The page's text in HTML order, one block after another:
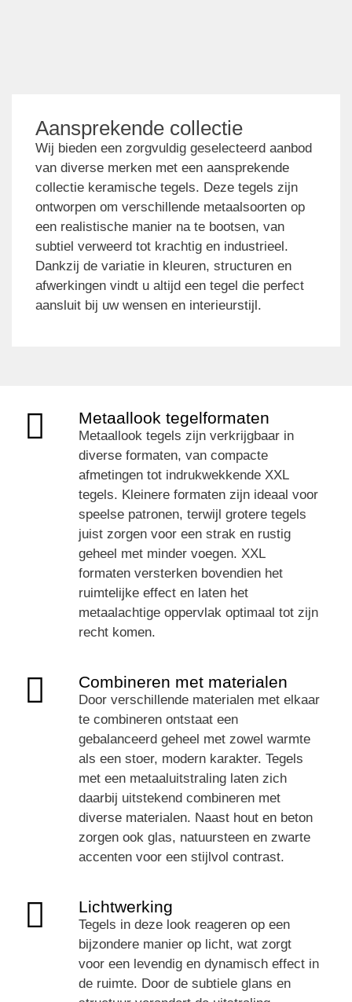
Aansprekende collectie
Wij bieden een zorgvuldig geselecteerd aanbod
van diverse merken met een aansprekende
collectie keramische tegels. Deze tegels zijn
ontworpen om verschillende metaalsoorten op
een realistische manier na te bootsen, van
subtiel verweerd tot krachtig en industrieel.
Dankzij de variatie in kleuren, structuren en
afwerkingen vindt u altijd een tegel die perfect
aansluit bij uw wensen en interieurstijl.
Metaallook tegelformaten
Metaallook tegels zijn verkrijgbaar in
diverse formaten, van compacte
afmetingen tot indrukwekkende XXL
tegels. Kleinere formaten zijn ideaal voor
speelse patronen, terwijl grotere tegels
juist zorgen voor een strak en rustig
geheel met minder voegen. XXL
formaten versterken bovendien het
ruimtelijke effect en laten het
metaalachtige oppervlak optimaal tot zijn
recht komen.
Combineren met materialen
Door verschillende materialen met elkaar
te combineren ontstaat een
gebalanceerd geheel met zowel warmte
als een stoer, modern karakter. Tegels
met een metaaluitstraling laten zich
daarbij uitstekend combineren met
diverse materialen. Naast hout en beton
zorgen ook glas, natuursteen en zwarte
accenten voor een stijlvol contrast.
Lichtwerking
Tegels in deze look reageren op een
bijzondere manier op licht, wat zorgt
voor een levendig en dynamisch effect in
de ruimte. Door de subtiele glans en